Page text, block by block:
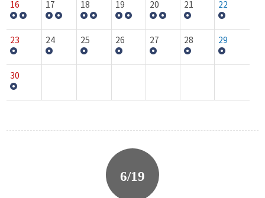
16 17 18 19 20 21 22
23 24 25 26 27 28 29
30
6/19